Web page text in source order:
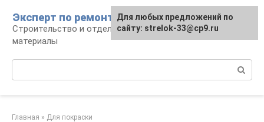
контенту
Эксперт по ремонту
Строительство и отделка: работы и
материалы
Главная » Для покраски
Для любых предложений по
сайту: strelok-33@cp9.ru
Для любых предложений по
сайту: strelok-33@cp9.ru